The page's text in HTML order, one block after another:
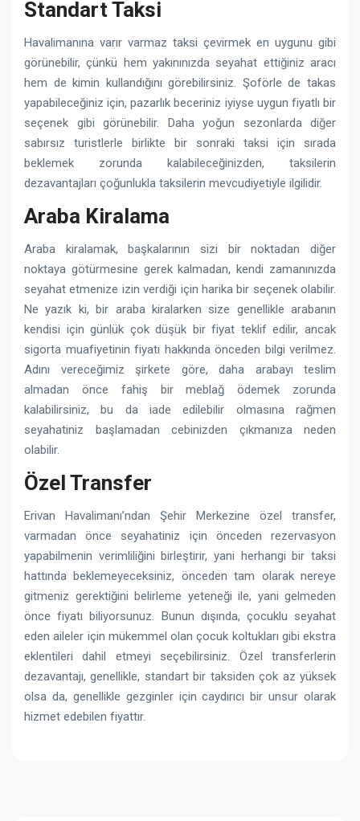
Standart Taksi
Havalimanına varır varmaz taksi çevirmek en uygunu gibi
görünebilir, çünkü hem yakınınızda seyahat ettiğiniz aracı
hem de kimin kullandığını görebilirsiniz. Şoförle de takas
yapabileceğiniz için, pazarlık beceriniz iyiyse uygun fiyatlı bir
seçenek gibi görünebilir. Daha yoğun sezonlarda diğer
sabırsız turistlerle birlikte bir sonraki taksi için sırada
beklemek zorunda kalabileceğinizden, taksilerin
dezavantajları çoğunlukla taksilerin mevcudiyetiyle ilgilidir.
Araba Kiralama
Araba kiralamak, başkalarının sizi bir noktadan diğer
noktaya götürmesine gerek kalmadan, kendi zamanınızda
seyahat etmenize izin verdiği için harika bir seçenek olabilir.
Ne yazık ki, bir araba kiralarken size genellikle arabanın
kendisi için günlük çok düşük bir fiyat teklif edilir, ancak
sigorta muafiyetinin fiyatı hakkında önceden bilgi verilmez.
Adını vereceğimiz şirkete göre, daha arabayı teslim
almadan önce fahiş bir meblağ ödemek zorunda
kalabilirsiniz, bu da iade edilebilir olmasına rağmen
seyahatiniz başlamadan cebinizden çıkmanıza neden
olabilir.
Özel Transfer
Erivan Havalimanı’ndan Şehir Merkezine özel transfer,
varmadan önce seyahatiniz için önceden rezervasyon
yapabilmenin verimliliğini birleştirir, yani herhangi bir taksi
hattında beklemeyeceksiniz, önceden tam olarak nereye
gitmeniz gerektiğini belirleme yeteneği ile, yani gelmeden
önce fiyatı biliyorsunuz. Bunun dışında, çocuklu seyahat
eden aileler için mükemmel olan çocuk koltukları gibi ekstra
eklentileri dahil etmeyi seçebilirsiniz. Özel transferlerin
dezavantajı, genellikle, standart bir taksiden çok az yüksek
olsa da, genellikle gezginler için caydırıcı bir unsur olarak
hizmet edebilen fiyattır.